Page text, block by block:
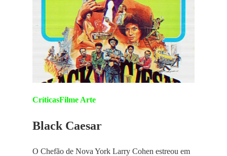
CríticasFilme Arte
Black Caesar
O Chefão de Nova York Larry Cohen estreou em